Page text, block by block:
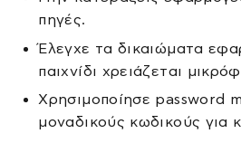
πηγές.
Έλεγχε τα δικαιώματα
παιχνίδι χρειάζεται
Χρησιμοποίησε password
μοναδικούς κωδικούς για